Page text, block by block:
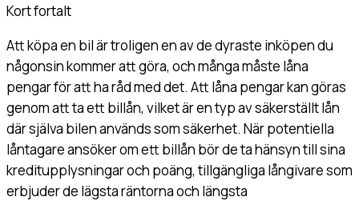
Kort fortalt
Att köpa en bil är troligen en av de dyraste inköpen du
någonsin kommer att göra, och många måste låna
pengar för att ha råd med det. Att låna pengar kan göras
genom att ta ett billån, vilket är en typ av säkerställt lån
där själva bilen används som säkerhet. När potentiella
låntagare ansöker om ett billån bör de ta hänsyn till sina
kreditupplysningar och poäng, tillgängliga långivare som
erbjuder de lägsta räntorna och längsta